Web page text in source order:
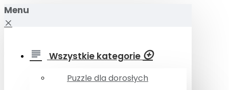
Menu
Wszystkie kategorie
Puzzle dla dorosłych